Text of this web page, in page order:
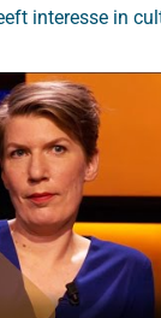
interesse in